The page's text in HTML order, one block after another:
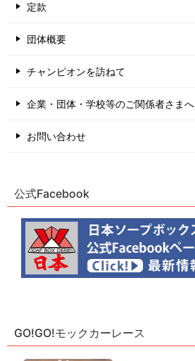
定款
団体概要
チャンピオンを訪ねて
企業・団体・学校等のご関係者さまへ
お問い合わせ
公式Facebook
GO!GO!モックカーレース